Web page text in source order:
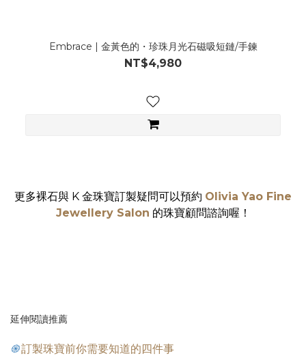
Embrace | 金黃色的・珍珠月光石磁吸短鏈/手鍊
NT$4,980
更多裸石與 K 金珠寶訂製疑問可以預約 Olivia Yao Fine
Jewellery Salon 的珠寶顧問諮詢喔！
延伸閱讀推薦
֍訂製珠寶前你需要知道的四件事